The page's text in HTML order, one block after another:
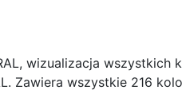
wizualizacja wszystkich
Zawiera wszystkie 216